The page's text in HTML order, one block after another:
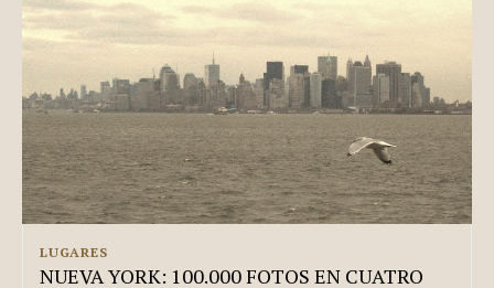
LUGARES
NUEVA YORK: 100.000 FOTOS EN CUATRO